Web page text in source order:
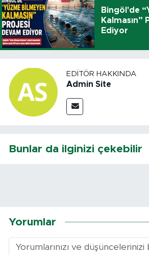
Bingöl'de
Kalmasın”
Ediyor
EDITÖR HAKKINDA
Admin Site
Bunlar da ilginizi çekebilir
Yorumlar